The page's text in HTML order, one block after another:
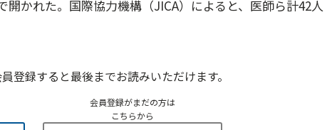
かれた。国際協力機構（JICA）によると、医師ら計42人
登録すると最後までお読みいただけます。
会員登録がまだの方は
こちらから